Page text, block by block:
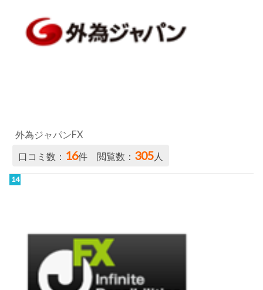
外為ジャパンFX
口コミ数： 16件 閲覧数： 305人